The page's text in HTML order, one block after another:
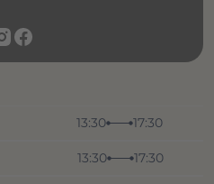
13:30 17:30
13:30 17:30